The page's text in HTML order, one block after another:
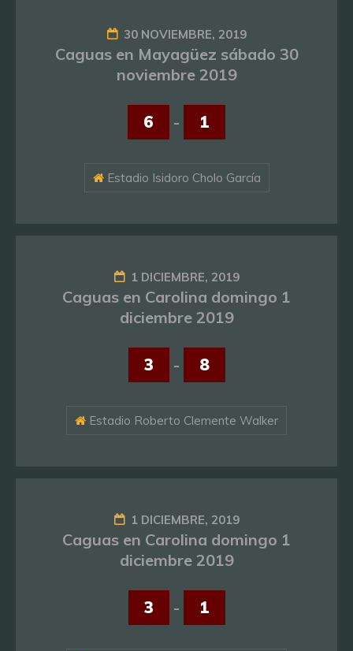
30 NOVIEMBRE, 2019
Caguas en Mayagüez sábado 30
noviembre 2019
6 - 1
Estadio Isidoro Cholo García
1 DICIEMBRE, 2019
Caguas en Carolina domingo 1
diciembre 2019
3 - 8
Estadio Roberto Clemente Walker
1 DICIEMBRE, 2019
Caguas en Carolina domingo 1
diciembre 2019
3 - 1